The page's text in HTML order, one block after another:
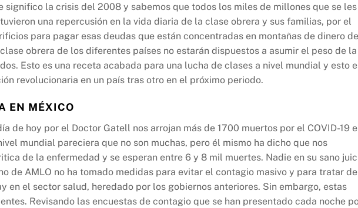
significo la crisis del 2008 y sabemos que todos los miles de millones que se les
una repercusión en la vida diaria de la clase obrera y sus familias, por el
para pagar esas deudas que están concentradas en montañas de dinero de
obrera de los diferentes países no estarán dispuestos a asumir el peso de la
Esto es una receta acabada para una lucha de clases a nivel mundial y esto
revolucionaria en un país tras otro en el próximo periodo.
EN MÉXICO
de hoy por el Doctor Gatell nos arrojan más de 1700 muertos por el COVID-19
mundial pareciera que no son muchas, pero él mismo ha dicho que nos
de la enfermedad y se esperan entre 6 y 8 mil muertes. Nadie en su sano
de AMLO no ha tomado medidas para evitar el contagio masivo y para tratar de
en el sector salud, heredado por los gobiernos anteriores. Sin embargo, estas
Revisando las encuestas de contagio que se han presentado cada noche